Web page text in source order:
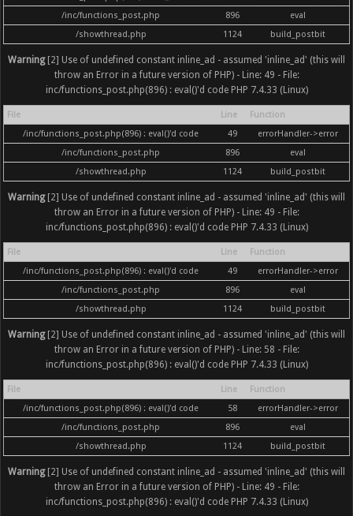
/inc/functions_post.php
896
eval
/showthread.php
1124 build_postbit
Warning[2] Use of undefined constant inline_ad - assumed 'inline_ad' (this will
throw an Error in a future version of PHP) - Line: 49 - File:
inc/functions_post.php(896) : eval()'d code PHP 7.4.33 (Linux)
File Line
Function
/inc/functions_post.php(896) : eval()'d code
49
errorHandler->error
/inc/functions_post.php
896
eval
/showthread.php
1124 build_postbit
Warning[2] Use of undefined constant inline_ad - assumed 'inline_ad' (this will
throw an Error in a future version of PHP) - Line: 49 - File:
inc/functions_post.php(896) : eval()'d code PHP 7.4.33 (Linux)
File Line
Function
/inc/functions_post.php(896) : eval()'d code
49
errorHandler->error
/inc/functions_post.php
896
eval
/showthread.php
1124 build_postbit
Warning[2] Use of undefined constant inline_ad - assumed 'inline_ad' (this will
throw an Error in a future version of PHP) - Line: 58 - File:
inc/functions_post.php(896) : eval()'d code PHP 7.4.33 (Linux)
File Line
Function
/inc/functions_post.php(896) : eval()'d code
58
errorHandler->error
/inc/functions_post.php
896
eval
/showthread.php
1124 build_postbit
Warning[2] Use of undefined constant inline_ad - assumed 'inline_ad' (this will
throw an Error in a future version of PHP) - Line: 49 - File:
inc/functions_post.php(896) : eval()'d code PHP 7.4.33 (Linux)